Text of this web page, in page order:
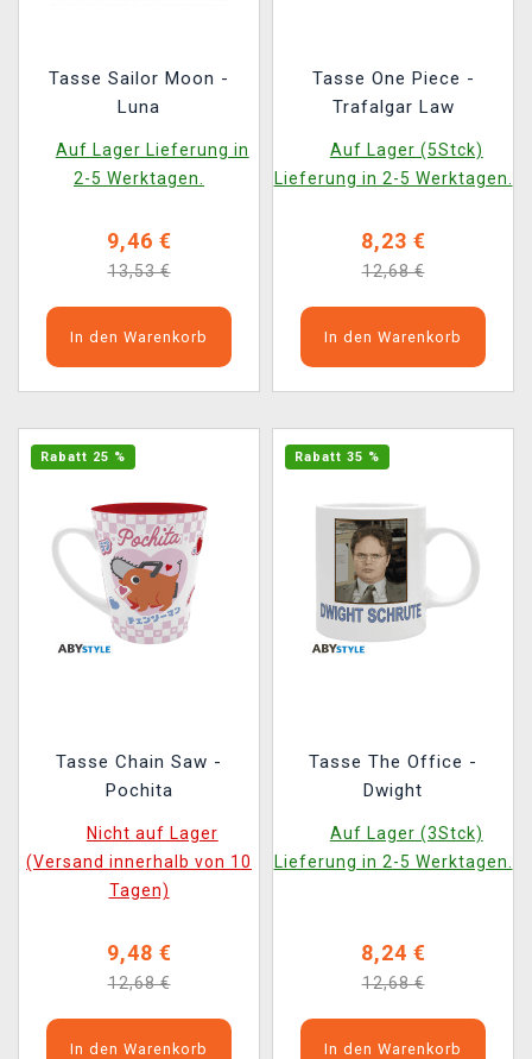
Tasse Sailor Moon -
Luna
Auf Lager Lieferung in
2-5 Werktagen.
9,46 €
13,53 €
In den Warenkorb
Tasse One Piece -
Trafalgar Law
Auf Lager (5Stck)
Lieferung in 2-5 Werktagen.
8,23 €
12,68 €
In den Warenkorb
Rabatt 25 %
Tasse Chain Saw -
Pochita
Nicht auf Lager
(Versand innerhalb von 10
Tagen)
9,48 €
12,68 €
In den Warenkorb
Rabatt 35 %
Tasse The Office -
Dwight
Auf Lager (3Stck)
Lieferung in 2-5 Werktagen.
8,24 €
12,68 €
In den Warenkorb